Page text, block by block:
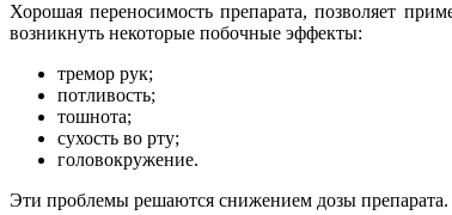
Хорошая переносимость препарата, позволяет
возникнуть некоторые побочные эффекты:
тремор рук;
потливость;
тошнота;
сухость во рту;
головокружение.
Эти проблемы решаются снижением дозы препарата.